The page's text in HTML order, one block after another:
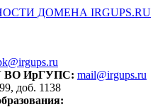
ДОМЕНА IRGUPS.RU
ВО ИрГУПС: mail@irgups.ru
доб. 1138